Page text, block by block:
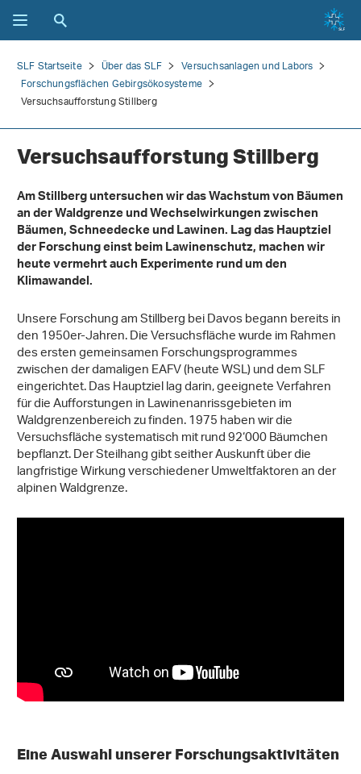
SLF Startseite Über das SLF
Versuchsanlagen und Labors
Forschungsflächen Gebirgsökosysteme
Versuchsaufforstung Stillberg
Versuchsaufforstung Stillberg
Am Stillberg untersuchen wir das Wachstum von Bäumen
an der Waldgrenze und Wechselwirkungen zwischen
Bäumen, Schneedecke und Lawinen. Lag das Hauptziel
der Forschung einst beim Lawinenschutz, machen wir
heute vermehrt auch Experimente rund um den
Klimawandel.
Unsere Forschung am Stillberg bei Davos begann bereits in
den 1950er-Jahren. Die Versuchsfläche wurde im Rahmen
des ersten gemeinsamen Forschungsprogrammes
zwischen der damaligen EAFV (heute WSL) und dem SLF
eingerichtet. Das Hauptziel lag darin, geeignete Verfahren
für die Aufforstungen in Lawinenanrissgebieten im
Waldgrenzenbereich zu finden. 1975 haben wir die
Versuchsfläche systematisch mit rund 92‘000 Bäumchen
bepflanzt. Der Steilhang gibt seither Auskunft über die
langfristige Wirkung verschiedener Umweltfaktoren an der
alpinen Waldgrenze.
Eine Auswahl unserer Forschungsaktivitäten